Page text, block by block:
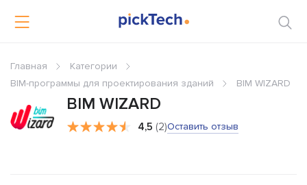
Главная
Категории
BIM-программы для проектирования зданий
BIM WIZARD
BIM WIZARD
4,5 (2)Оставить отзыв